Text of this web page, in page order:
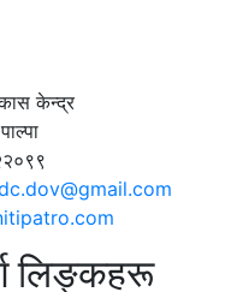
केन्द्र
लिङ्कहरू